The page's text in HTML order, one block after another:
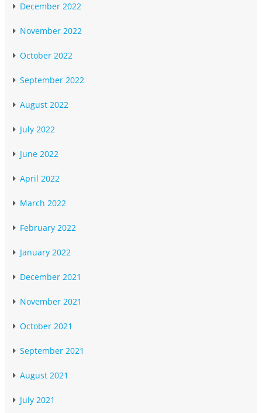
December 2022
November 2022
October 2022
September 2022
August 2022
July 2022
June 2022
April 2022
March 2022
February 2022
January 2022
December 2021
November 2021
October 2021
September 2021
August 2021
July 2021